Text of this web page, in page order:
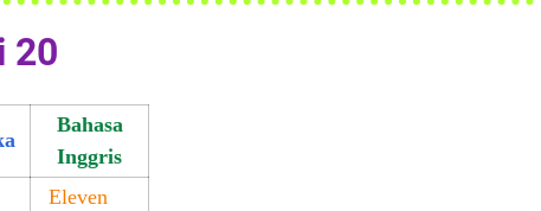
20
Bahasa
Inggris
Eleven